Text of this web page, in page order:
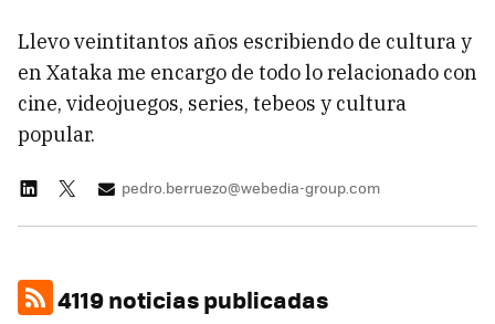
Llevo veintitantos años escribiendo de cultura y
en Xataka me encargo de todo lo relacionado con
cine, videojuegos, series, tebeos y cultura
popular.
pedro.berruezo@webedia-group.com
4119 noticias publicadas